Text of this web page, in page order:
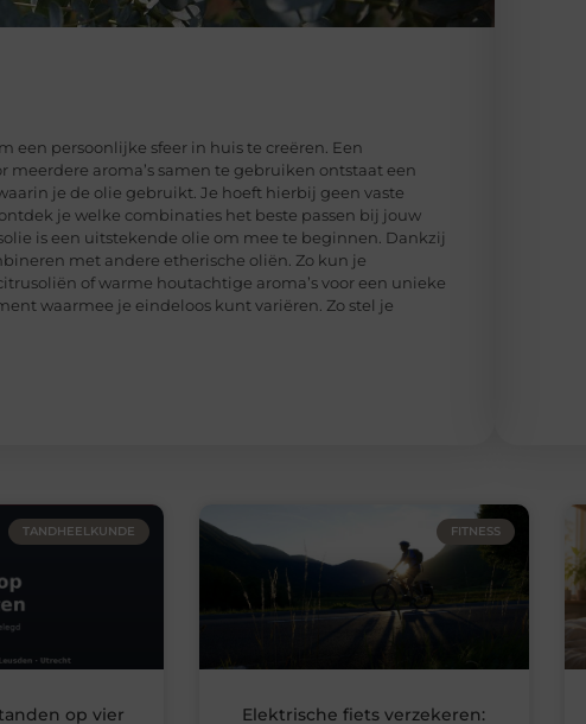
een persoonlijke sfeer in huis te creëren. Een
aroma’s samen te gebruiken ontstaat een
je de olie gebruikt. Je hoeft hierbij geen vaste
je welke combinaties het beste passen bij jouw
is een uitstekende olie om mee te beginnen. Dankzij
met andere etherische oliën. Zo kun je
of warme houtachtige aroma’s voor een unieke
waarmee je eindeloos kunt variëren. Zo stel je
TANDHEELKUNDE
op vier
FITNESS
Elektrische fiets verzekeren: